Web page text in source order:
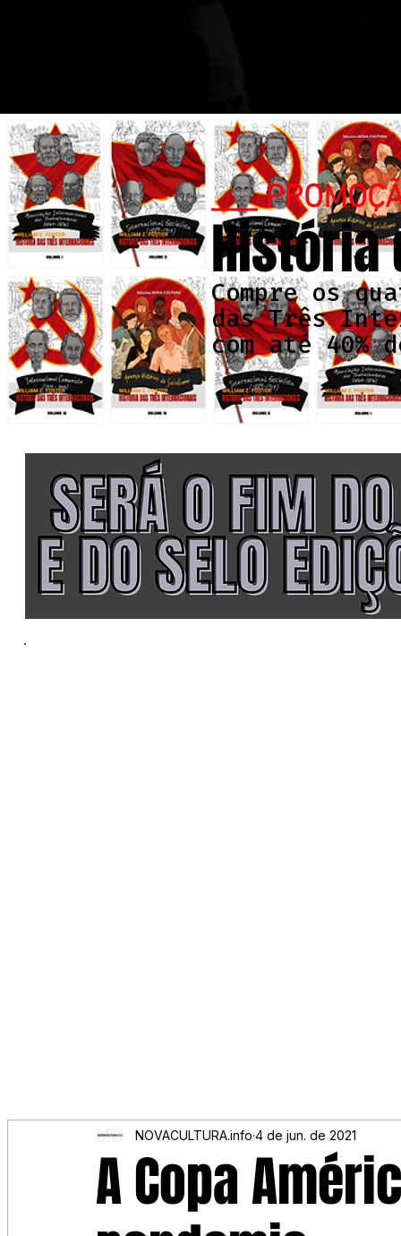
Compre os
das Três
com até 40%
___
História
A Copa
NOVACULTURA.info 4 de jun. de 2021